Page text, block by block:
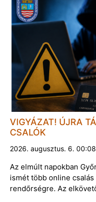
VIGYÁZAT! ÚJRA
CSALÓK
2026. augusztus. 6. 00:08
Az elmúlt napokban
ismét több online
rendőrségre. Az